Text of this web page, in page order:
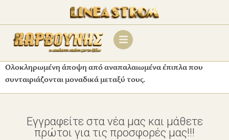
Ολοκληρωμένη άποψη από αναπαλαιωμένα έπιπλα που
συνταιριάζονται μοναδικά μεταξύ τους.
Εγγραφείτε στα νέα μας και μάθετε
πρώτοι για τις προσφορές μας!!!